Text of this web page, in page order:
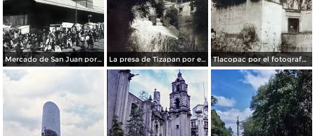
Mercado de San Juan por el fotografo Felix Miret La presa de Tizapan por el fotografo Fernando Kososky. ( Circulada el 22 de Diembre de 1910 ). Tlacopac por el fotografo Hugo Brehme.